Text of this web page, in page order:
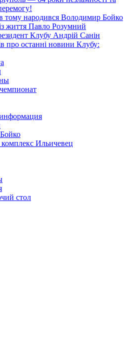
тому народився Володимир Бойко
життя Павло Розумний
Клубу Андрій Санін
про останні новини Клубу:
Ильичевец
стол